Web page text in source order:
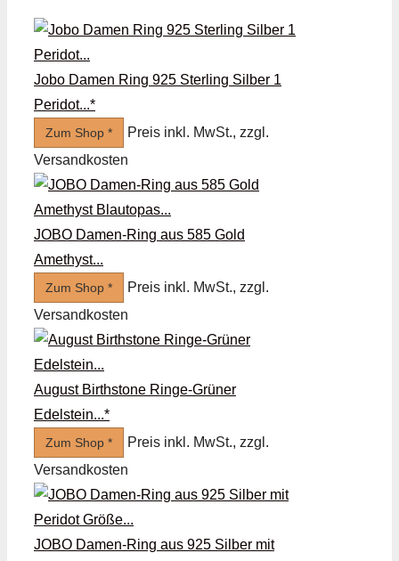
Jobo Damen Ring 925 Sterling Silber 1
Peridot...*
Zum Shop *
Preis inkl. MwSt., zzgl.
Versandkosten
JOBO Damen-Ring aus 585 Gold
Amethyst...
Zum Shop *
Preis inkl. MwSt., zzgl.
Versandkosten
August Birthstone Ringe-Grüner
Edelstein...*
Zum Shop *
Preis inkl. MwSt., zzgl.
Versandkosten
JOBO Damen-Ring aus 925 Silber mit